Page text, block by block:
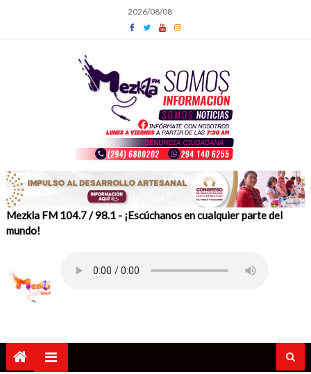
content
2026/08/08
Mezkla FM 104.7 / 98.1 - ¡Escúchanos en cualquier parte del
mundo!